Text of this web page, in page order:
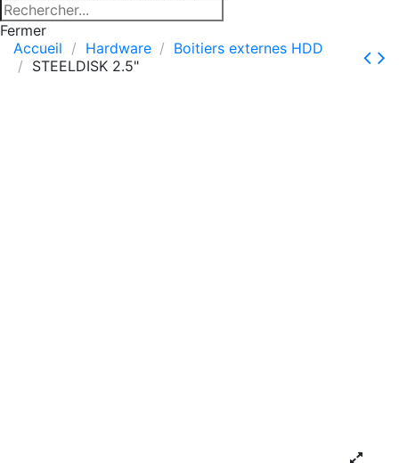
Fermer
Accueil
Hardware
Boitiers externes HDD
STEELDISK 2.5"